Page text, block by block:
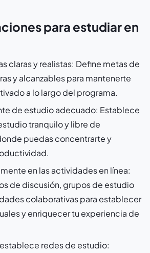
para estudiar en
claras y realistas: Define metas de
y alcanzables para mantenerte
a lo largo del programa.
de estudio adecuado: Establece
tranquilo y libre de
puedas concentrarte y
en las actividades en línea:
de discusión, grupos de estudio
colaborativas para establecer
y enriquecer tu experiencia de
redes de estudio: